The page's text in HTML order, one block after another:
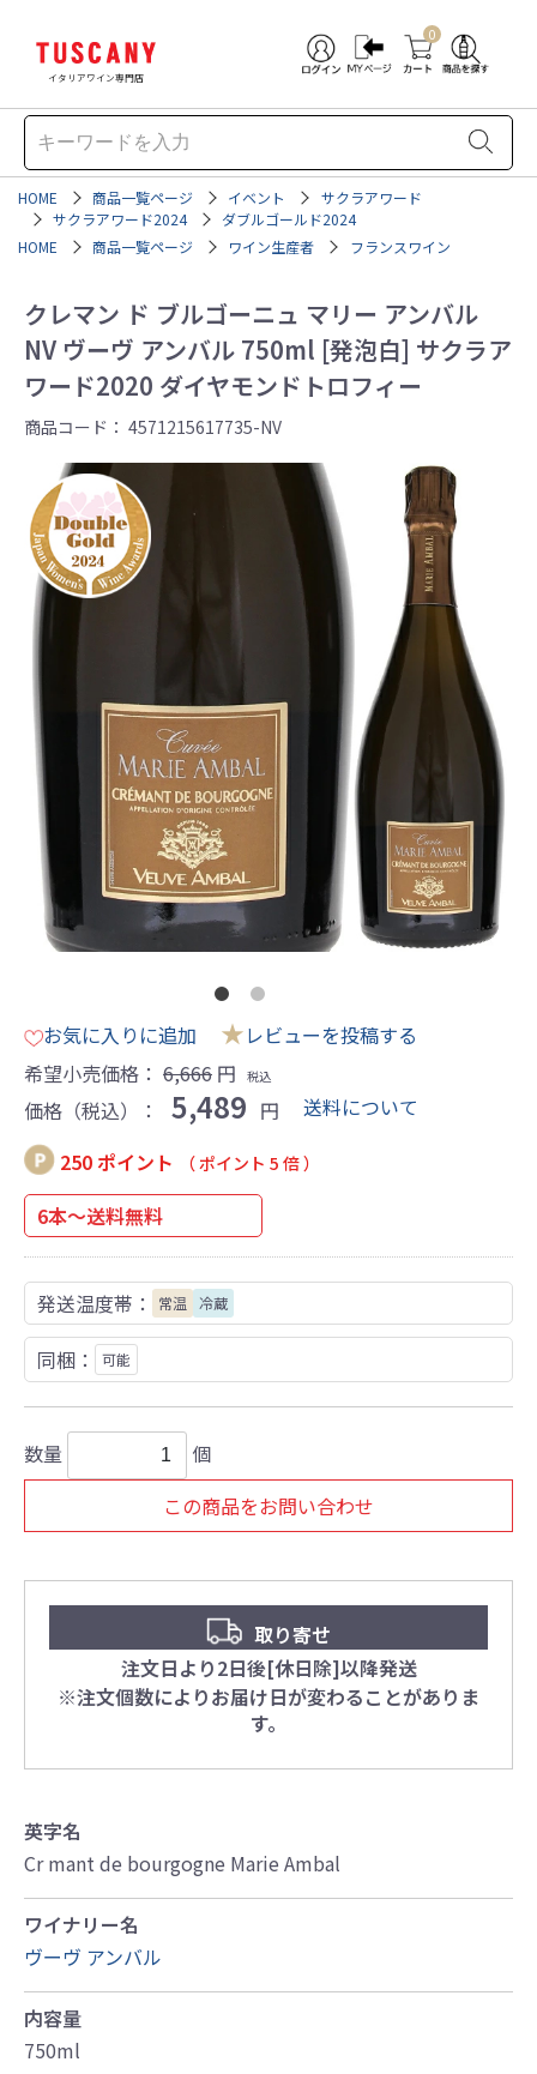
イタリアワイン専門店
0
HOME 商品一覧ページ イベント
サクラアワード
サクラアワード2024
ダブルゴールド2024
HOME
商品一覧ページ ワイン生産者 フランスワイン
クレマン ド ブルゴーニュ マリー アンバル
NV ヴーヴ アンバル 750ml [発泡白] サクラア
ワード2020 ダイヤモンドトロフィー
商品コード： 4571215617735-NV
お気に入りに追加 ★レビューを投稿する
希望小売価格： 6,666 円 税込
価格（税込）： 5,489 円
送料について
250 ポイント
（ ポイント 5 倍 ）
6本～送料無料
発送温度帯： 常温 冷蔵
同梱： 可能
数量
個
この商品をお問い合わせ
取り寄せ
注文日より2日後[休日除]以降発送
※注文個数によりお届け日が変わることがありま
す。
英字名
Cr mant de bourgogne Marie Ambal
ワイナリー名
ヴーヴ アンバル
内容量
750ml